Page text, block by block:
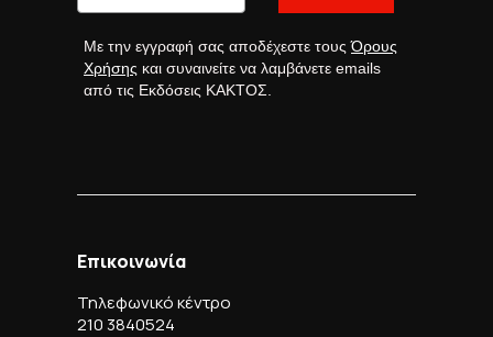
Με την εγγραφή σας αποδέχεστε τουςΌρους
Χρήσης και συναινείτε να λαμβάνετε emails
από τις Εκδόσεις ΚΑΚΤΟΣ.
Επικοινωνία
Τηλεφωνικό κέντρο
210 3840524